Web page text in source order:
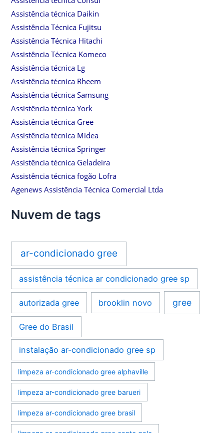
Assistência técnica Daikin
Assistência Técnica Fujitsu
Assistência Técnica Hitachi
Assistência Técnica Komeco
Assistência técnica Lg
Assistência técnica Rheem
Assistência técnica Samsung
Assistência técnica York
Assistência técnica Gree
Assistência técnica Midea
Assistência técnica Springer
Assistência técnica Geladeira
Assistência técnica fogão Lofra
Agenews Assistência Técnica Comercial Ltda
Nuvem de tags
ar-condicionado gree
assistência técnica ar condicionado gree sp
autorizada gree brooklin novo gree
Gree do Brasil
instalação ar-condicionado gree sp
limpeza ar-condicionado gree alphaville
limpeza ar-condicionado gree barueri
limpeza ar-condicionado gree brasil